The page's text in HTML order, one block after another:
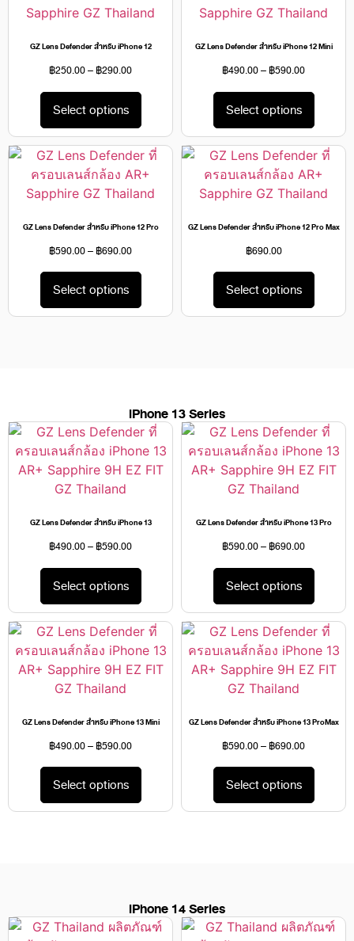
GZ Lens Defender สำหรับ iPhone 12
฿250.00–฿290.00
Select options
GZ Lens Defender สำหรับ iPhone 12 Mini
฿490.00–฿590.00
Select options
GZ Lens Defender สำหรับ iPhone 12 Pro
฿590.00–฿690.00
Select options
GZ Lens Defender สำหรับ iPhone 12 Pro Max
฿690.00
Select options
iPhone 13 Series
GZ Lens Defender สำหรับ iPhone 13
฿490.00–฿590.00
Select options
GZ Lens Defender สำหรับ iPhone 13 Pro
฿590.00–฿690.00
Select options
GZ Lens Defender สำหรับ iPhone 13 Mini
฿490.00–฿590.00
Select options
GZ Lens Defender สำหรับ iPhone 13 ProMax
฿590.00–฿690.00
Select options
iPhone 14 Series